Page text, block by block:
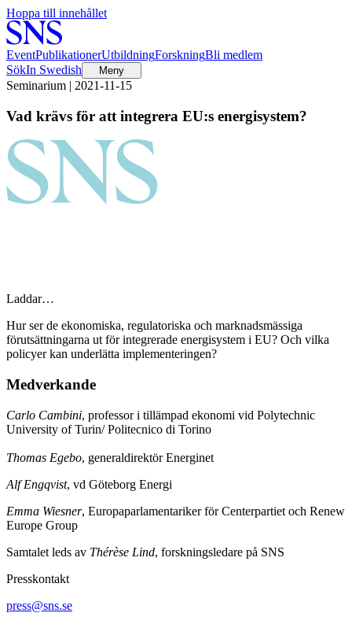
Hoppa till innehållet
EventPublikationerUtbildningForskningBli medlem
SökIn Swedish Meny
Seminarium | 2021-11-15
Vad krävs för att integrera EU:s energisystem?
Laddar…
Hur ser de ekonomiska, regulatoriska och marknadsmässiga
förutsättningarna ut för integrerade energisystem i EU? Och vilka
policyer kan underlätta implementeringen?
Medverkande
Carlo Cambini, professor i tillämpad ekonomi vid Polytechnic
University of Turin/ Politecnico di Torino
Thomas Egebo, generaldirektör Energinet
Alf Engqvist, vd Göteborg Energi
Emma Wiesner, Europaparlamentariker för Centerpartiet och Renew
Europe Group
Samtalet leds av Thérèse Lind, forskningsledare på SNS
Presskontakt
press@sns.se